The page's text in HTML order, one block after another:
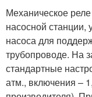
Механическое
насосной
насоса для
трубопроводе. На
стандартные
атм., включения –